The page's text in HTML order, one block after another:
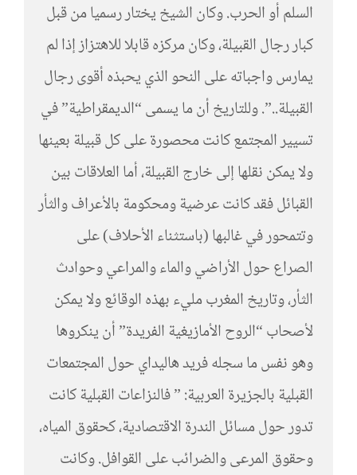
السلم أو الحرب. وكان الشيخ يختار رسميا من قبل
كبار رجال القبيلة، وكان مركزه قابلا للاهتزاز إذا لم
يمارس واجباته على النحو الذي يحبذه أقوى رجال
القبيلة..”. وللتاريخ أن ما يسمى “الديمقراطية” في
تسيير المجتمع كانت محصورة على كل قبيلة بعينها
ولا يمكن نقلها إلى خارج القبيلة، أما العلاقات بين
القبائل فقد كانت عرضية ومحكومة بالأعراف والثأر
وتتمحور في غالبها (باستثناء الأحلاف) على
الصراع حول الأراضي والماء والمراعي وحوادث
الثأر، وتاريخ المغرب مليء بهذه الوقائع ولا يمكن
لأصحاب “الروح الأمازيغية الفريدة” أن ينكروها
وهو نفس ما سجله فريد هاليداي حول المجتمعات
القبلية بالجزيرة العربية: ” فالنزاعات القبلية كانت
تدور حول مسائل الندرة الاقتصادية، كحقوق المياه،
وحقوق المرعى والضرائب على القوافل. وكانت